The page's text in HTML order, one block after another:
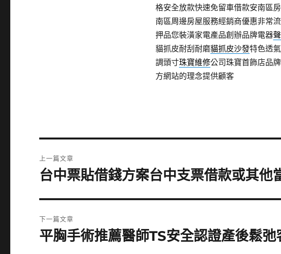
格安全放款快速免留車借款安南區
南區周邊房屋服務經銷商優惠非常
押品您裝潢家電產品創辦品牌電器
貓抓皮耐刮耐磨貓抓皮沙發特色透
調頭寸珠寶維修公司珠寶首飾店品
方網站的理念提供顧客
章
上一篇文章
上
篇
文
章:
台中票貼借錢方案台中支票借款或其他
下一篇文章
下
平胸手術推薦醫師TS安全認證產後鬆